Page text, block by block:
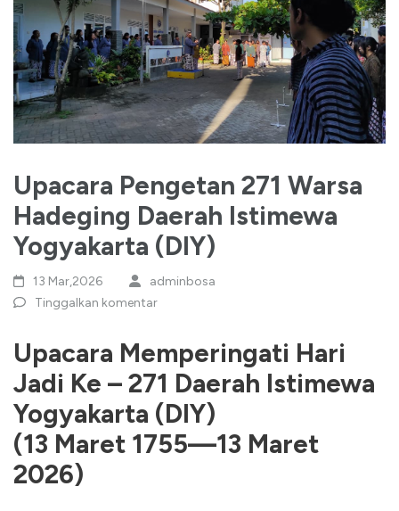
Upacara Pengetan 271 Warsa
Hadeging Daerah Istimewa
Yogyakarta (DIY)
13 Mar,2026
adminbosa
Tinggalkan komentar
Upacara Memperingati Hari
Jadi Ke – 271 Daerah Istimewa
Yogyakarta (DIY)
(13 Maret 1755—13 Maret
2026)